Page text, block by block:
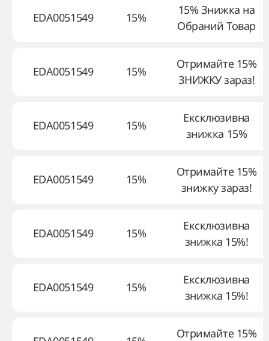
EDA0051549 15%
15% Знижка на
Обраний Товар
EDA0051549 15%
Отримайте 15%
ЗНИЖКУ зараз!
EDA0051549 15%
Ексклюзивна
знижка 15%
EDA0051549 15%
Отримайте 15%
знижку зараз!
EDA0051549 15%
Ексклюзивна
знижка 15%!
EDA0051549 15%
Ексклюзивна
знижка 15%!
Отримайте 15%